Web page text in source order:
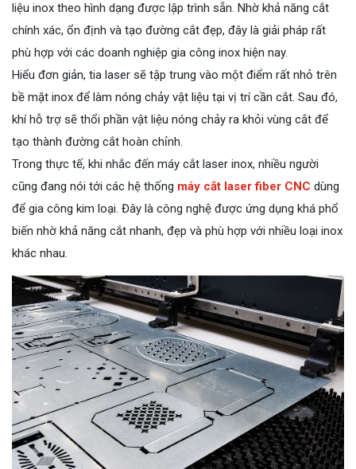
liệu inox theo hình dạng được lập trình sẵn. Nhờ khả năng cắt
chính xác, ổn định và tạo đường cắt đẹp, đây là giải pháp rất
phù hợp với các doanh nghiệp gia công inox hiện nay.
Hiểu đơn giản, tia laser sẽ tập trung vào một điểm rất nhỏ trên
bề mặt inox để làm nóng chảy vật liệu tại vị trí cần cắt. Sau đó,
khí hỗ trợ sẽ thổi phần vật liệu nóng chảy ra khỏi vùng cắt để
tạo thành đường cắt hoàn chỉnh.
Trong thực tế, khi nhắc đến máy cắt laser inox, nhiều người
cũng đang nói tới các hệ thống máy cắt laser fiber CNC dùng
để gia công kim loại. Đây là công nghệ được ứng dụng khá phổ
biến nhờ khả năng cắt nhanh, đẹp và phù hợp với nhiều loại inox
khác nhau.